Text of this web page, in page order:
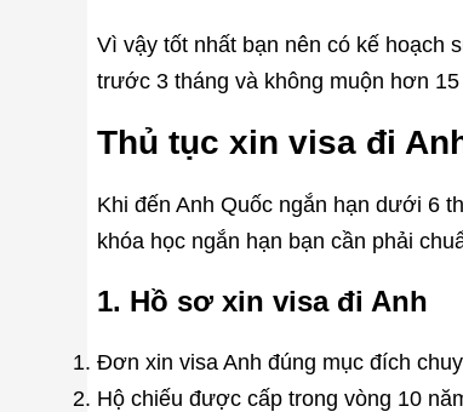
Vì vậy tốt nhất bạn nên có kế hoạch
trước 3 tháng và không muộn hơn
Thủ tục xin visa đi
Khi đến Anh Quốc ngắn hạn dưới 6
khóa học ngắn hạn bạn cần phải
1. Hồ sơ xin visa đi Anh
Đơn xin visa Anh đúng mục đích
Hộ chiếu được cấp trong vòng 10